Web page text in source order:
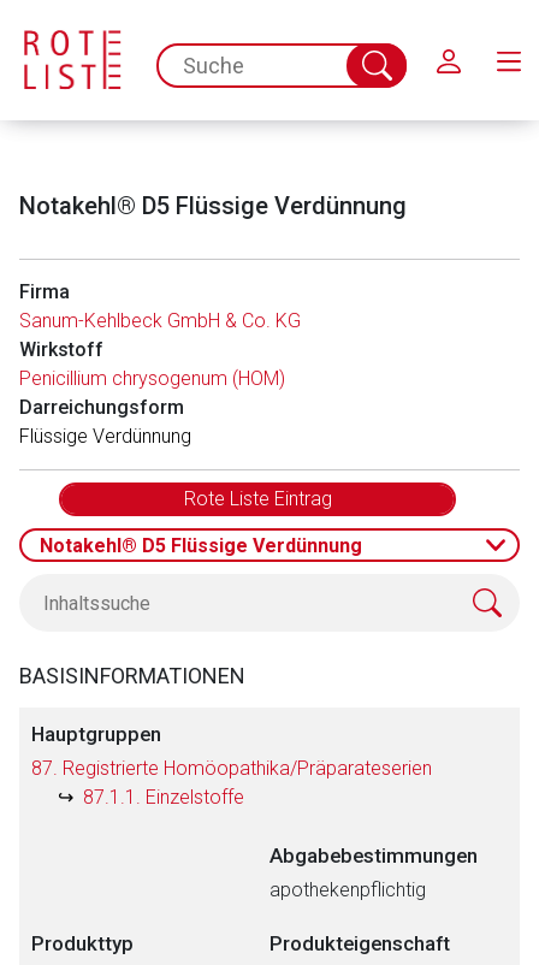
spc.search.input.placeholder
Suche
abschicken
Notakehl® D5 Flüssige Verdünnung
Firma
Sanum-Kehlbeck GmbH & Co. KG
Wirkstoff
Penicillium chrysogenum (HOM)
Darreichungsform
Flüssige Verdünnung
Rote Liste Eintrag
Notakehl® D5 Flüssige Verdünnung
BASISINFORMATIONEN
Hauptgruppen
87. Registrierte Homöopathika/Präparateserien
87.1.1. Einzelstoffe
Abgabebestimmungen
apothekenpflichtig
Produkttyp Produkteigenschaft